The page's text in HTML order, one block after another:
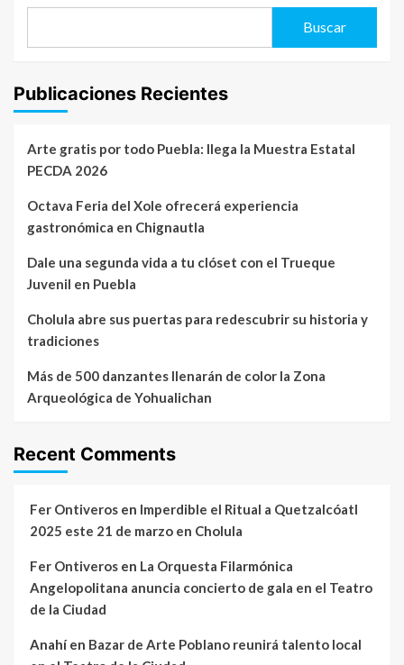
Buscar
Publicaciones Recientes
Arte gratis por todo Puebla: llega la Muestra Estatal
PECDA 2026
Octava Feria del Xole ofrecerá experiencia
gastronómica en Chignautla
Dale una segunda vida a tu clóset con el Trueque
Juvenil en Puebla
Cholula abre sus puertas para redescubrir su historia y
tradiciones
Más de 500 danzantes llenarán de color la Zona
Arqueológica de Yohualichan
Recent Comments
Fer Ontiveros en Imperdible el Ritual a Quetzalcóatl
2025 este 21 de marzo en Cholula
Fer Ontiveros en La Orquesta Filarmónica
Angelopolitana anuncia concierto de gala en el Teatro
de la Ciudad
Anahíen Bazar de Arte Poblano reunirá talento local